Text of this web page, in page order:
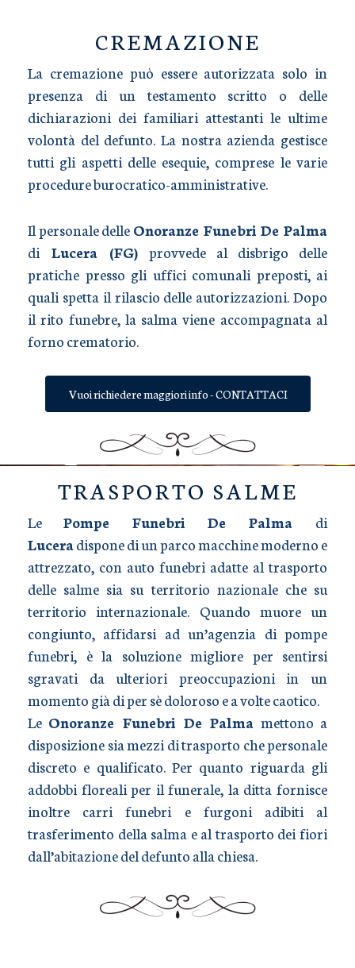
CREMAZIONE
La cremazione può essere autorizzata solo in
presenza di un testamento scritto o delle
dichiarazioni dei familiari attestanti le ultime
volontà del defunto. La nostra azienda gestisce
tutti gli aspetti delle esequie, comprese le varie
procedure burocratico-amministrative.
Il personale delleOnoranze Funebri De Palma
di Lucera (FG) provvede al disbrigo delle
pratiche presso gli uffici comunali preposti, ai
quali spetta il rilascio delle autorizzazioni. Dopo
il rito funebre, la salma viene accompagnata al
forno crematorio.
Vuoi richiedere maggiori info - CONTATTACI
TRASPORTO SALME
Le Pompe Funebri De Palma di
Luceradispone di un parco macchine moderno e
attrezzato, con auto funebri adatte al trasporto
delle salme sia su territorio nazionale che su
territorio internazionale. Quando muore un
congiunto, affidarsi ad un’agenzia di pompe
funebri, è la soluzione migliore per sentirsi
sgravati da ulteriori preoccupazioni in un
momento già di per sè doloroso e a volte caotico.
Le Onoranze Funebri De Palma mettono a
disposizione sia mezzi di trasporto che personale
discreto e qualificato. Per quanto riguarda gli
addobbi floreali per il funerale, la ditta fornisce
inoltre carri funebri e furgoni adibiti al
trasferimento della salma e al trasporto dei fiori
dall’abitazione del defunto alla chiesa.